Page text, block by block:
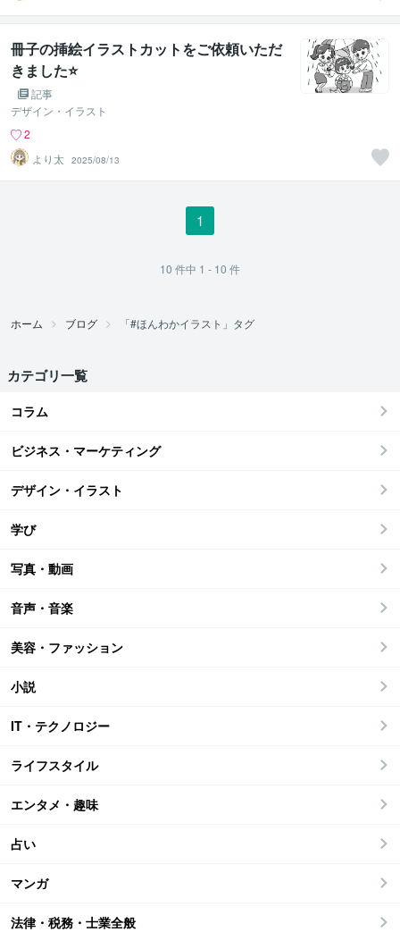
冊子の挿絵イラストカットをご依頼いただ
きました⭐
記事
デザイン・イラスト
2
より太
2025/08/13
1
10 件中 1 - 10 件
ホーム ブログ 「#ほんわかイラスト」タグ
カテゴリ一覧
コラム
ビジネス・マーケティング
デザイン・イラスト
学び
写真・動画
音声・音楽
美容・ファッション
小説
IT・テクノロジー
ライフスタイル
エンタメ・趣味
占い
マンガ
法律・税務・士業全般